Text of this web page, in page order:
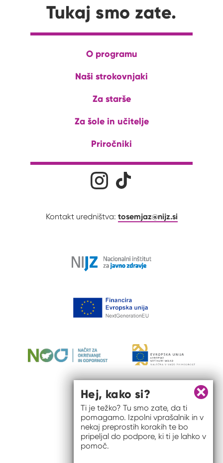
Tukaj smo zate.
O programu
Naši strokovnjaki
Za starše
Za šole in učitelje
Priročniki
Družabna omrežjaNa naš Instagram profil
Kontakt uredništva: tosemjaz@nijz.si
Zapri
Hej, kako si?
Ti je težko? Tu smo zate, da ti
pomagamo. Izpolni vprašalnik in v
nekaj preprostih korakih te bo
pripeljal do podpore, ki ti je lahko v
pomoč.